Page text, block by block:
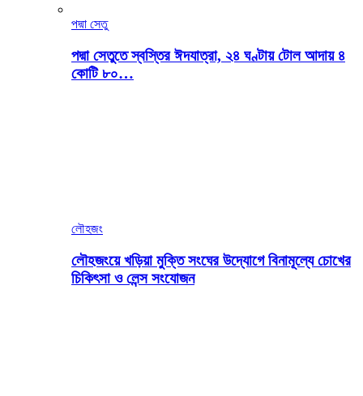
পদ্মা সেতু
পদ্মা সেতুতে স্বস্তির ঈদযাত্রা, ২৪ ঘণ্টায় টোল আদায় ৪
কোটি ৮০…
লৌহজং
লৌহজংয়ে খড়িয়া মুক্তি সংঘের উদ্যোগে বিনামূল্যে চোখের
চিকিৎসা ও লেন্স সংযোজন